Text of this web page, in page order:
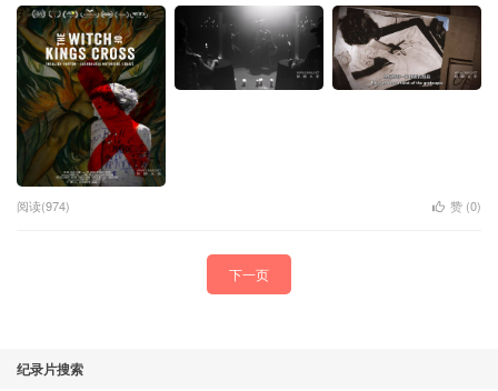
阅读(974) 赞 (0)
下一页
纪录片搜索